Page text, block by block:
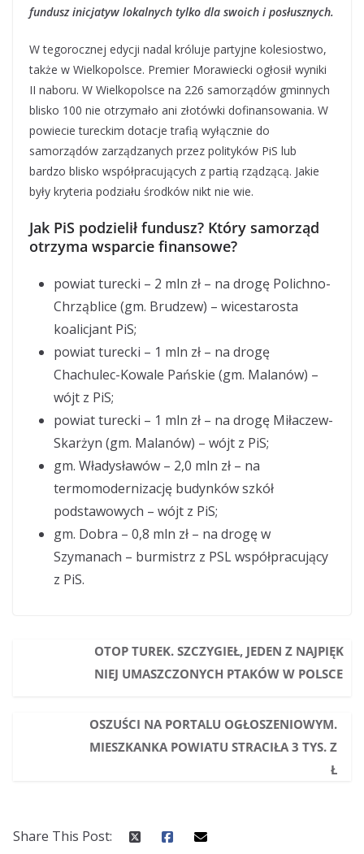
fundusz inicjatyw lokalnych tylko dla swoich i posłusznych.
W tegorocznej edycji nadal króluje partyjne kolesiostwo,
także w Wielkopolsce. Premier Morawiecki ogłosił wyniki
II naboru. W Wielkopolsce na 226 samorządów gminnych
blisko 100 nie otrzymało ani złotówki dofinansowania. W
powiecie tureckim dotacje trafią wyłącznie do
samorządów zarządzanych przez polityków PiS lub
bardzo blisko współpracujących z partią rządzącą. Jakie
były kryteria podziału środków nikt nie wie.
Jak PiS podzielił fundusz? Który samorząd
otrzyma wsparcie finansowe?
powiat turecki – 2 mln zł – na drogę Polichno-
Chrząblice (gm. Brudzew) – wicestarosta
koalicjant PiS;
powiat turecki – 1 mln zł – na drogę
Chachulec-Kowale Pańskie (gm. Malanów) –
wójt z PiS;
powiat turecki – 1 mln zł – na drogę Miłaczew-
Skarżyn (gm. Malanów) – wójt z PiS;
gm. Władysławów – 2,0 mln zł – na
termomodernizację budynków szkół
podstawowych – wójt z PiS;
gm. Dobra – 0,8 mln zł – na drogę w
Szymanach – burmistrz z PSL współpracujący
z PiS.
OTOP TUREK. SZCZYGIEŁ, JEDEN Z NAJPIĘK
NIEJ UMASZCZONYCH PTAKÓW W POLSCE
OSZUŚCI NA PORTALU OGŁOSZENIOWYM.
MIESZKANKA POWIATU STRACIŁA 3 TYS. Z
Ł
Share This Post: